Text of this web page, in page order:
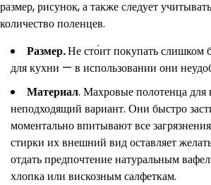
размер, рисунок, а также следует
количество поленцев.
Размер.Не сто́ит покупать слишком
для кухни — в использовании они
Материал. Махровые полотенца
неподходящий вариант. Они быстро
моментально впитывают все
стирки их внешний вид оставляет
отдать предпочтение натуральным
хлопка или вискозным салфеткам.